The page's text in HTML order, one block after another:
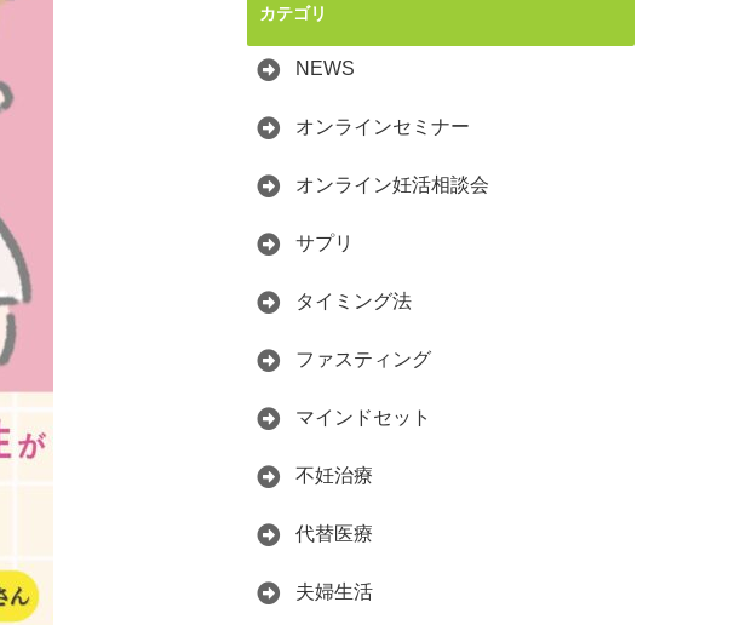
カテゴリ
NEWS
オンラインセミナー
オンライン妊活相談会
サプリ
タイミング法
ファスティング
マインドセット
不妊治療
代替医療
夫婦生活